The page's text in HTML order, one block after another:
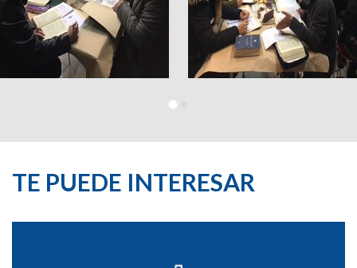
TE PUEDE INTERESAR